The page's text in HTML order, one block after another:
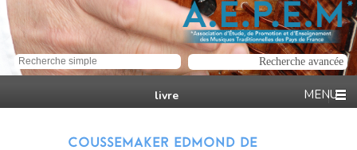
livre
COUSSEMAKER EDMOND DE